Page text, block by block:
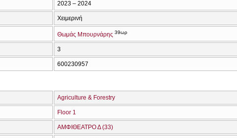
2023 – 2024
Χειμερινή
Θωμάς Μπουρνάρης 39ωρ
3
600230957
Agriculture & Forestry
Floor 1
ΑΜΦΙΘΕΑΤΡΟ Δ (33)